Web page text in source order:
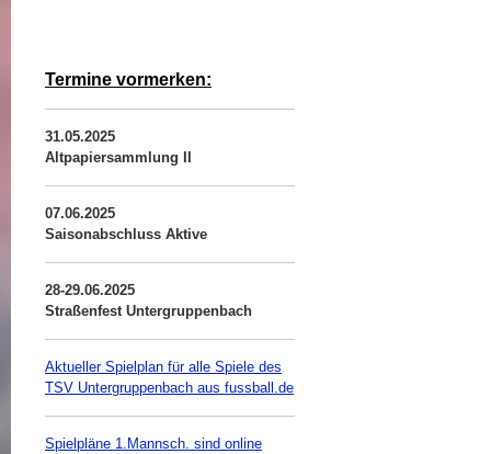
Termine vormerken:
31.05.2025
Altpapiersammlung II
07.06.2025
Saisonabschluss Aktive
28-29.06.2025
Straßenfest Untergruppenbach
Aktueller Spielplan für alle Spiele des
TSV Untergruppenbach aus fussball.de
Spielpläne 1.Mannsch. sind online